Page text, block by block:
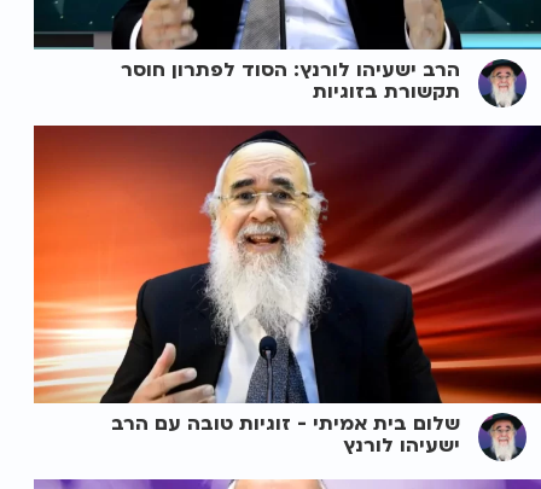
הרב ישעיהו לורנץ: הסוד לפתרון חוסר
תקשורת בזוגיות
שלום בית אמיתי - זוגיות טובה עם הרב
ישעיהו לורנץ